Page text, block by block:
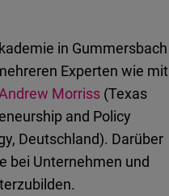
in Gummersbach
Experten wie mit
Morriss (Texas
and Policy
Deutschland). Darüber
bei Unternehmen und